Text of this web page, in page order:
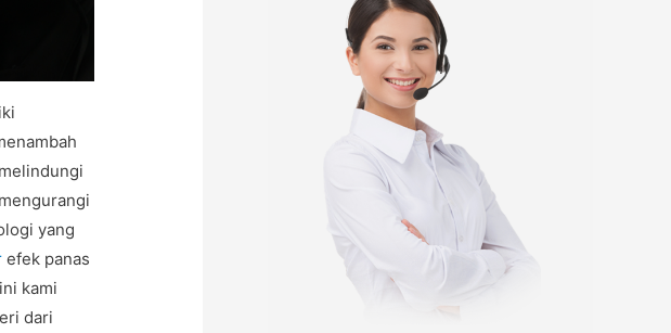
yang
efek panas
kami
dari